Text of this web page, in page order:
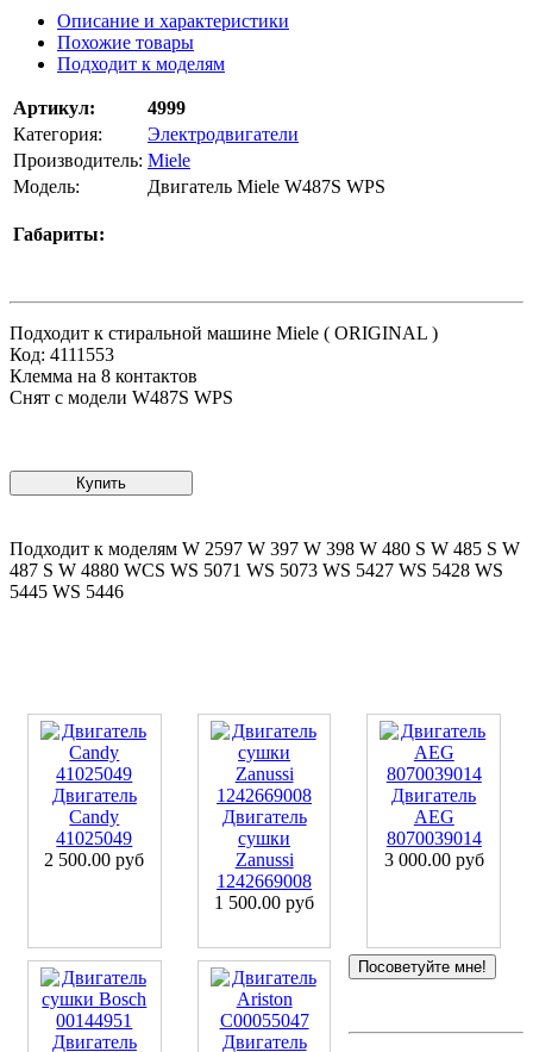
Описание и характеристики
Похожие товары
Подходит к моделям
Артикул:
4999
Категория:
Электродвигатели
Производитель: Miele
Модель:
Двигатель Miele W487S WPS
Габариты:
Подходит к стиральной машине Miele ( ORIGINAL )
Код: 4111553
Клемма на 8 контактов
Снят с модели W487S WPS
Подходит к моделям W 2597 W 397 W 398 W 480 S W 485 S W
487 S W 4880 WCS WS 5071 WS 5073 WS 5427 WS 5428 WS
5445 WS 5446
Двигатель
Candy
41025049
2 500.00 руб
Двигатель
сушки
Zanussi
1242669008
1 500.00 руб
Двигатель
AEG
8070039014
3 000.00 руб
Двигатель Двигатель
Посоветуйте мне!